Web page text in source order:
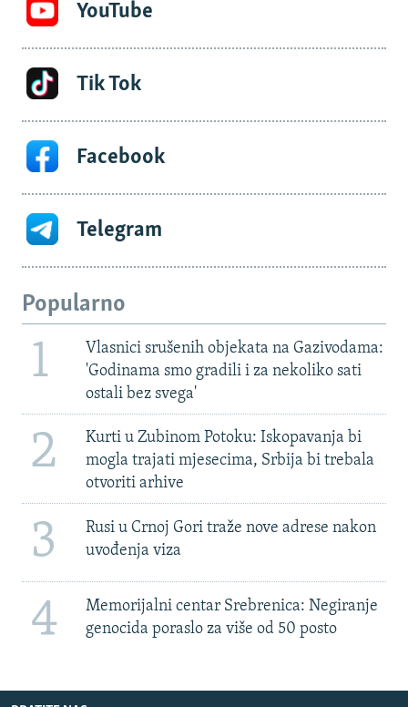
YouTube
Tik Tok
Facebook
Telegram
Popularno
1
Vlasnici srušenih objekata na Gazivodama:
'Godinama smo gradili i za nekoliko sati
ostali bez svega'
2
Kurti u Zubinom Potoku: Iskopavanja bi
mogla trajati mjesecima, Srbija bi trebala
otvoriti arhive
3
Rusi u Crnoj Gori traže nove adrese nakon
uvođenja viza
4
Memorijalni centar Srebrenica: Negiranje
genocida poraslo za više od 50 posto